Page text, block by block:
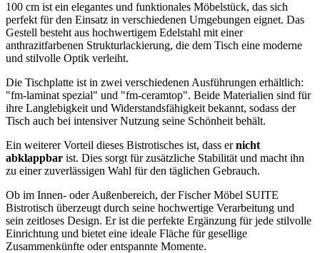
100 cm ist ein elegantes und funktionales Möbelstück, das sich
perfekt für den Einsatz in verschiedenen Umgebungen eignet. Das
Gestell besteht aus hochwertigem Edelstahl mit einer
anthrazitfarbenen Strukturlackierung, die dem Tisch eine moderne
und stilvolle Optik verleiht.
Die Tischplatte ist in zwei verschiedenen Ausführungen erhältlich:
fm-laminat spezial
und fm-ceramtop . Beide Materialien sind für
ihre Langlebigkeit und Widerstandsfähigkeit bekannt, sodass der
Tisch auch bei intensiver Nutzung seine Schönheit behält.
Ein weiterer Vorteil dieses Bistrotisches ist, dass ernicht
abklappbar ist. Dies sorgt für zusätzliche Stabilität und macht ihn
zu einer zuverlässigen Wahl für den täglichen Gebrauch.
Ob im Innen- oder Außenbereich, der Fischer Möbel SUITE
Bistrotisch überzeugt durch seine hochwertige Verarbeitung und
sein zeitloses Design. Er ist die perfekte Ergänzung für jede stilvolle
Einrichtung und bietet eine ideale Fläche für gesellige
Zusammenkünfte oder entspannte Momente.